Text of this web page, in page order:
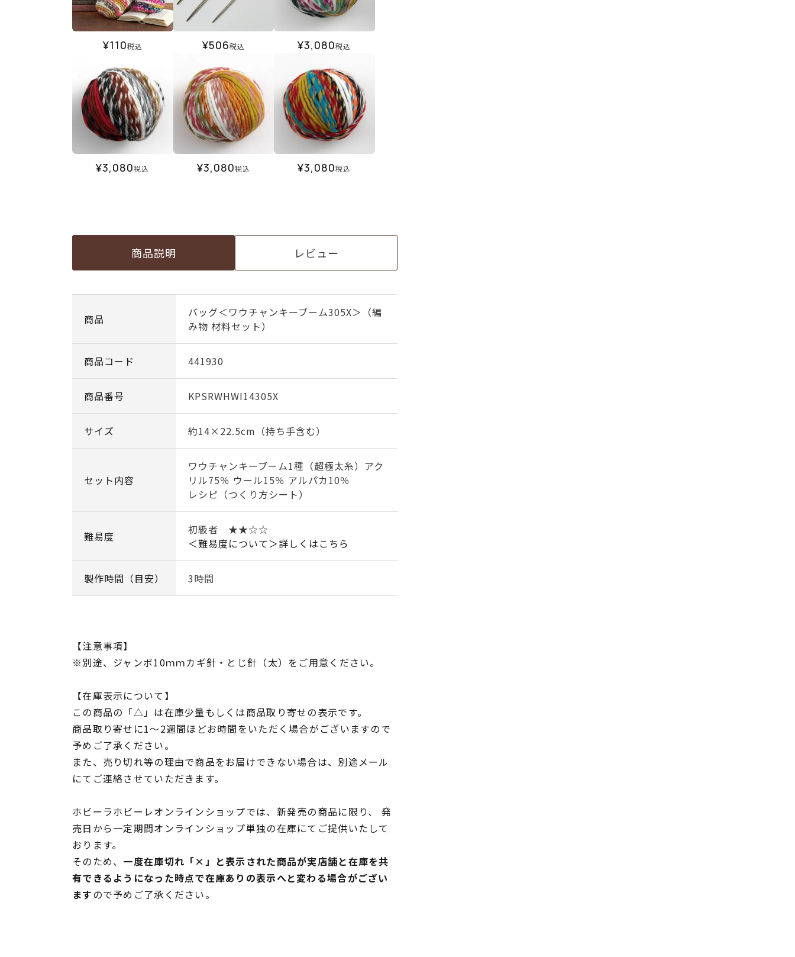
¥110税込 ¥506税込 ¥3,080税込
¥3,080税込 ¥3,080税込 ¥3,080税込
商品説明 レビュー
商品
バッグ＜ワウチャンキーブーム305X＞（編
み物 材料セット）
商品コード 441930
商品番号 KPSRWHWI14305X
サイズ 約14×22.5cm（持ち手含む）
セット内容
ワウチャンキーブーム1種（超極太糸）アク
リル75％ ウール15％ アルパカ10％
レシピ（つくり方シート）
難易度
初級者 ★★☆☆
＜難易度について＞詳しくはこちら
製作時間（目安） 3時間
【注意事項】
※別途、ジャンボ10ｍｍカギ針・とじ針（太）をご用意ください。
【在庫表示について】
この商品の「△」は在庫少量もしくは商品取り寄せの表示です。
商品取り寄せに1～2週間ほどお時間をいただく場合がございますので
予めご了承ください。
また、売り切れ等の理由で商品をお届けできない場合は、別途メール
にてご連絡させていただきます。
ホビーラホビーレオンラインショップでは、新発売の商品に限り、 発
売日から一定期間オンラインショップ単独の在庫にてご提供いたして
おります。
そのため、 一度在庫切れ「×」と表示された商品が実店舗と在庫を共
有できるようになった時点で在庫ありの表示へと変わる場合がござい
ますので予めご了承ください。